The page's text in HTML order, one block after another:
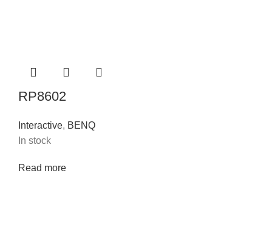
RP8602
Interactive, BENQ
In stock
Read more